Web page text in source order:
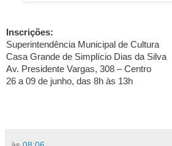
Inscrições:
Superintendência Municipal de Cultura
Casa Grande de Simplício Dias da Silva
Av. Presidente Vargas, 308 – Centro
26 a 09 de junho, das 8h às 13h